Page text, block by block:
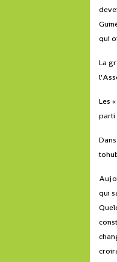
qui
La
Les
parti
qui